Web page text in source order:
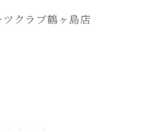
クラブ鶴ヶ島店